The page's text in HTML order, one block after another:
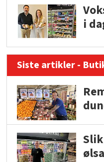
i
Siste artikler -